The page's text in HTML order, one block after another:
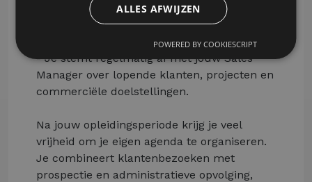
- Je wisselt leads en commerciële
opportuniteiten uit met collega's van andere
- Je stemt regelmatig af met jouw Sales
Manager over lopende klanten, projecten en
commerciële doelstellingen.
Na jouw opleidingsperiode krijg je veel
vrijheid om je eigen agenda te organiseren.
Je combineert klantenbezoeken met
prospectie en administratieve opvolging,
ALLES AFWIJZEN
POWERED BY COOKIESCRIPT